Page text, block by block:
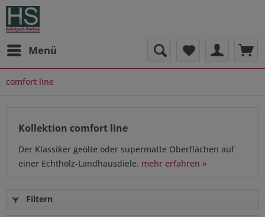
Menü
comfort line
Kollektion comfort line
Der Klassiker geölte oder supermatte Oberflächen auf
einer Echtholz-Landhausdiele. mehr erfahren »
Filtern